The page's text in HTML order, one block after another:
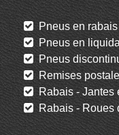
Pneus en rabais
Pneus en
Pneus
Remises
Rabais - Jantes
Rabais - Roues